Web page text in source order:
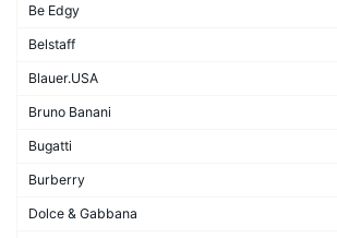
Be Edgy
Belstaff
Blauer.USA
Bruno Banani
Bugatti
Burberry
Dolce & Gabbana